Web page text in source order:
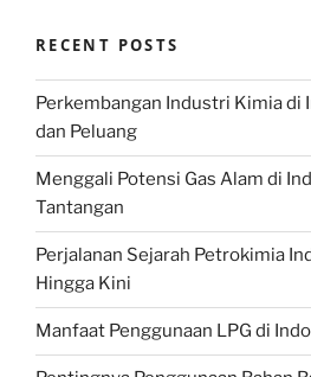
RECENT POSTS
Perkembangan Industri Kimia di
dan Peluang
Menggali Potensi Gas Alam di
Tantangan
Perjalanan Sejarah Petrokimia
Hingga Kini
Manfaat Penggunaan LPG di